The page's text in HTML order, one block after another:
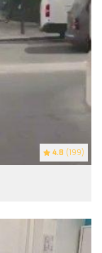
4.8 (199)